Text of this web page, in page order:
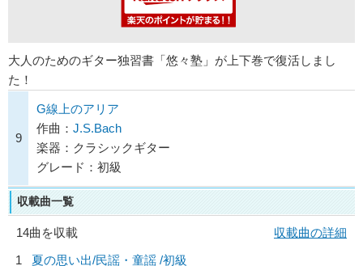
大人のためのギター独習書「悠々塾」が上下巻で復活しまし
た！
9
G線上のアリア
作曲： J.S.Bach
楽器：クラシックギター
グレード：初級
収載曲一覧
14曲を収載
収載曲の詳細
1
夏の思い出/民謡・童謡 /初級